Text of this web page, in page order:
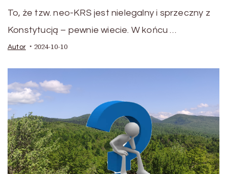
To, że tzw. neo-KRS jest nielegalny i sprzeczny z
Konstytucją – pewnie wiecie. W końcu …
Autor 2024-10-10